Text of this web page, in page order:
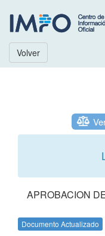
Volver
APROBACION
Documento Actualizado